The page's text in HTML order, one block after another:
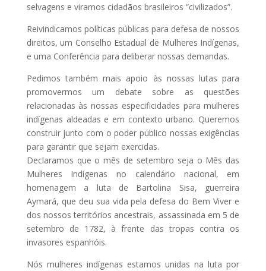
selvagens e viramos cidadãos brasileiros “civilizados”.
Reivindicamos políticas públicas para defesa de nossos
direitos, um Conselho Estadual de Mulheres Indígenas,
e uma Conferência para deliberar nossas demandas.
Pedimos também mais apoio às nossas lutas para
promovermos um debate sobre as questões
relacionadas às nossas especificidades para mulheres
indígenas aldeadas e em contexto urbano. Queremos
construir junto com o poder público nossas exigências
para garantir que sejam exercidas.
Declaramos que o mês de setembro seja o Mês das
Mulheres Indígenas no calendário nacional, em
homenagem a luta de Bartolina Sisa, guerreira
Aymará, que deu sua vida pela defesa do Bem Viver e
dos nossos territórios ancestrais, assassinada em 5 de
setembro de 1782, à frente das tropas contra os
invasores espanhóis.
Nós mulheres indígenas estamos unidas na luta por